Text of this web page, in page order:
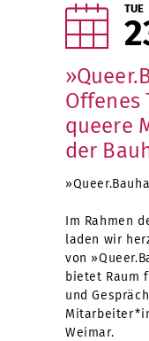
TUE
Offenes
queere
der
Im Rahmen
laden wir
von
bietet Raum
und
Weimar.